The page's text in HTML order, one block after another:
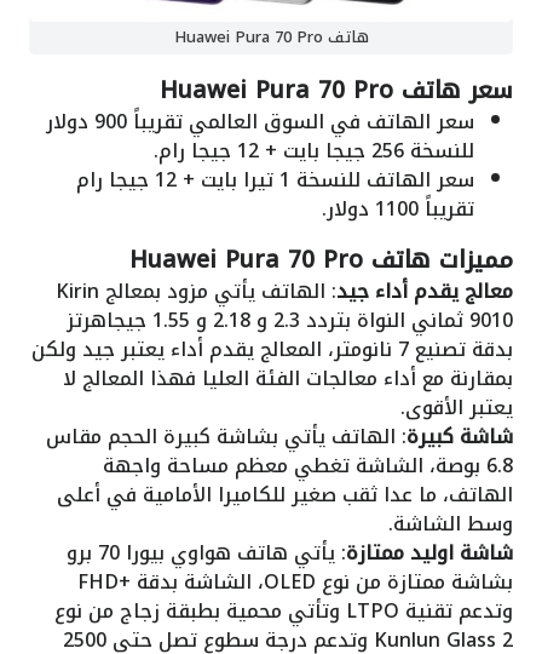
هاتف Huawei Pura 70 Pro
سعر هاتف Huawei Pura 70 Pro
سعر الهاتف في السوق العالمي تقريباً 900 دولار
للنسخة 256 جيجا بايت + 12 جيجا رام.
سعر الهاتف للنسخة 1 تيرا بايت + 12 جيجا رام
تقريباً 1100 دولار.
مميزات هاتف Huawei Pura 70 Pro
معالج يقدم أداء جيد : الهاتف يأتي مزود بمعالج Kirin
9010 ثماني النواة بتردد 2.3 و 2.18 و 1.55 جيجاهرتز
بدقة تصنيع 7 نانومتر، المعالج يقدم أداء يعتبر جيد ولكن
بمقارنة مع أداء معالجات الفئة العليا فهذا المعالج لا
يعتبر الأقوى.
شاشة كبيرة: الهاتف يأتي بشاشة كبيرة الحجم مقاس
6.8 بوصة، الشاشة تغطي معظم مساحة واجهة
الهاتف، ما عدا ثقب صغير للكاميرا الأمامية في أعلى
وسط الشاشة.
شاشة اوليد ممتازة : يأتي هاتف هواوي بيورا 70 برو
بشاشة ممتازة من نوع OLED، الشاشة بدقة +FHD
وتدعم تقنية LTPO وتأتي محمية بطبقة زجاج من نوع
Kunlun Glass 2 وتدعم درجة سطوع تصل حتى 2500